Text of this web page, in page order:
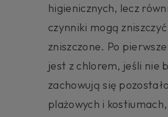
higienicznych, lecz
czynniki mogą
zniszczone. Po
jest z chlorem, jeśli nie
zachowują się
plażowych i